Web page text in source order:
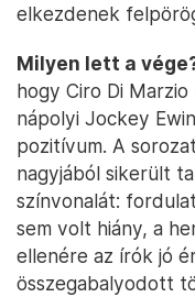
elkezdenek
Milyen lett a
hogy Ciro Di
nápolyi Jockey
pozitívum. A
nagyjából sikerült
színvonalát:
sem volt hiány, a
ellenére az írók jó
összegabalyodott